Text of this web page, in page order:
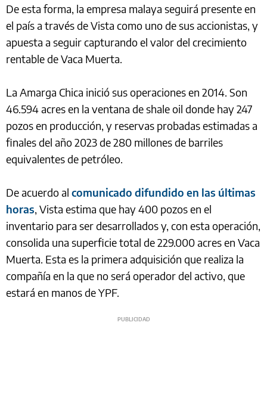
De esta forma, la empresa malaya seguirá presente en
el país a través de Vista como uno de sus accionistas, y
apuesta a seguir capturando el valor del crecimiento
rentable de Vaca Muerta.
La Amarga Chica inició sus operaciones en 2014. Son
46.594 acres en la ventana de shale oil donde hay 247
pozos en producción, y reservas probadas estimadas a
finales del año 2023 de 280 millones de barriles
equivalentes de petróleo.
De acuerdo al comunicado difundido en las últimas
horas, Vista estima que hay 400 pozos en el
inventario para ser desarrollados y, con esta operación,
consolida una superficie total de 229.000 acres en Vaca
Muerta. Esta es la primera adquisición que realiza la
compañía en la que no será operador del activo, que
estará en manos de YPF.